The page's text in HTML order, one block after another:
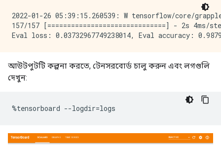
Learning rate for epoch 10 is 9.999999747378752e-06
938/938 [==============================] - 3s
Epoch 11/12
937/938 [============================>.] - ETA:
938/938 [==============================] - 3s
Epoch 12/12
926/938 [============================>.] - ETA:
938/938 [==============================] - 3s
2022-01-26 05:39:15.260539: W tensorflow/core/
157/157 [==============================] - 2s
আউটপুটটি কল্পনা করতে, টেনসরবোর্ড চালু করুন এবং লগগুলি
দেখুন:
%tensorboard --logdir=logs